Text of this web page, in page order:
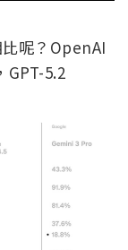
呢？OpenAI
GPT-5.2